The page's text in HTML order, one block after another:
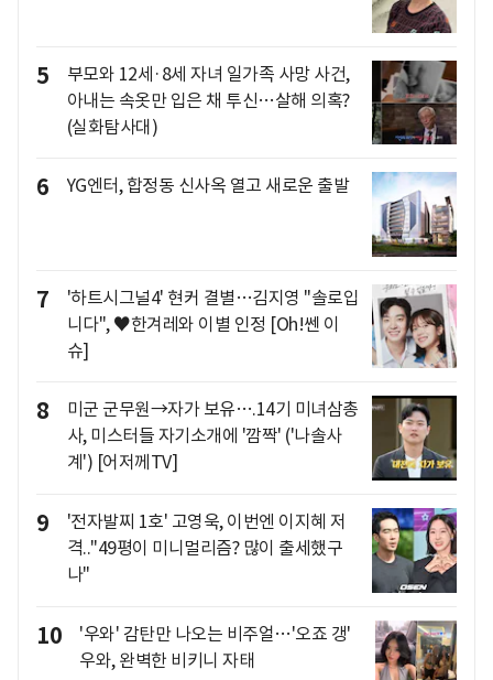
5
부모와 12세·8세 자녀 일가족 사망 사건,
아내는 속옷만 입은 채 투신…살해 의혹?
(실화탐사대)
6 YG엔터, 합정동 신사옥 열고 새로운 출발
7
'하트시그널4' 현커 결별…김지영 "솔로입
니다", ♥한겨레와 이별 인정 [Oh!쎈 이
슈]
8
미군 군무원→자가 보유….14기 미녀삼총
사, 미스터들 자기소개에 '깜짝' ('나솔사
계') [어저께TV]
9
'전자발찌 1호' 고영욱, 이번엔 이지혜 저
격.."49평이 미니멀리즘? 많이 출세했구
나"
10
'우와' 감탄만 나오는 비주얼…'오죠 갱'
우와, 완벽한 비키니 자태